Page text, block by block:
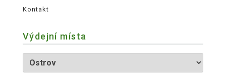
Kontakt
Výdejní místa